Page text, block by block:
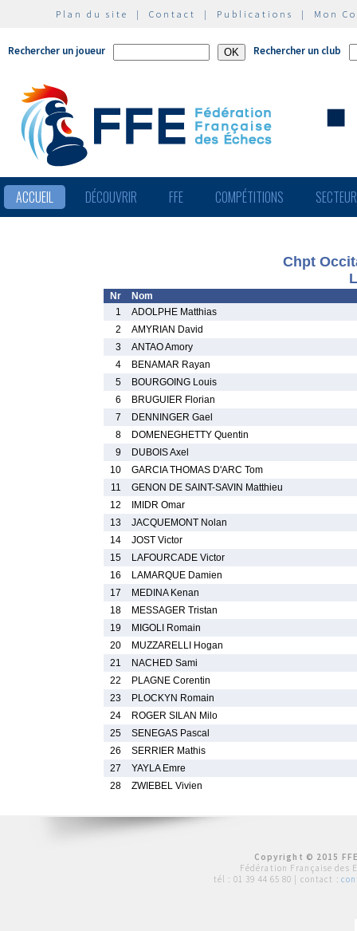
Plan du site | Contact | Publications | Mon
Rechercher un joueur Rechercher un club
ACCUEIL DÉCOUVRIR FFE COMPÉTITIONS
Chpt
Nr
Nom
1
ADOLPHE Matthias
2
AMYRIAN David
3
ANTAO Amory
4
BENAMAR Rayan
5
BOURGOING Louis
6
BRUGUIER Florian
7
DENNINGER Gael
8
DOMENEGHETTY Quentin
9
DUBOIS Axel
10
GARCIA THOMAS D'ARC Tom
11
GENON DE SAINT-SAVIN Matthieu
12
IMIDR Omar
13
JACQUEMONT Nolan
14
JOST Victor
15
LAFOURCADE Victor
16
LAMARQUE Damien
17
MEDINA Kenan
18
MESSAGER Tristan
19
MIGOLI Romain
20
MUZZARELLI Hogan
21
NACHED Sami
22
PLAGNE Corentin
23
PLOCKYN Romain
24
ROGER SILAN Milo
25
SENEGAS Pascal
26
SERRIER Mathis
27
YAYLA Emre
28
ZWIEBEL Vivien
Copyright © 2015
Fédération Française des
tél : 01 39 44 65 80 | contact :